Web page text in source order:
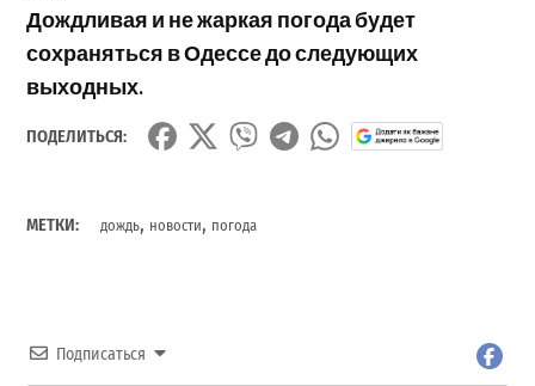
Дождливая и не жаркая погода будет
сохраняться в Одессе до следующих
выходных.
ПОДЕЛИТЬСЯ:
МЕТКИ: дождь, новости, погода
Подписаться